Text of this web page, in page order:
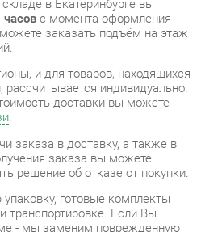
и для товаров, находящихся
индивидуально.
доставки вы можете
.
в доставку, а также в
заказа вы можете
решение об отказе от покупки.
готовые комплекты
Если Вы
- мы заменим поврежденную
товара -бесплатна.
комплекты
год, а на некоторые модели – 2